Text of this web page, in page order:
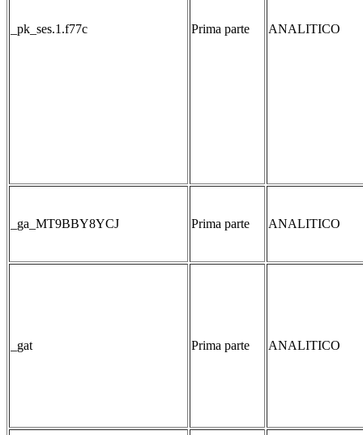
_pk_ses.1.f77c Prima parte ANALITICO
_ga_MT9BBY8YCJ Prima parte ANALITICO
_gat Prima parte ANALITICO